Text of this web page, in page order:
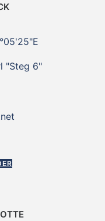
"Steg 6"